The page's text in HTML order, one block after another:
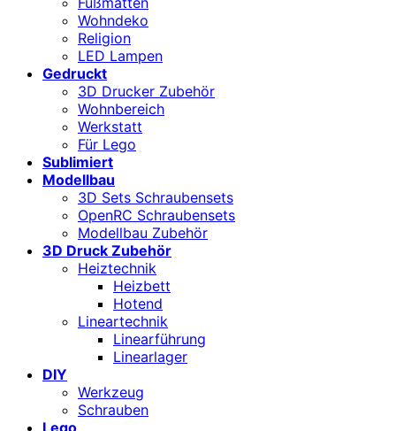
Wohndeko
Religion
LED Lampen
Gedruckt
3D Drucker Zubehör
Wohnbereich
Werkstatt
Für Lego
Sublimiert
Modellbau
3D Sets Schraubensets
OpenRC Schraubensets
Modellbau Zubehör
3D Druck Zubehör
Heiztechnik
Heizbett
Hotend
Lineartechnik
Linearführung
Linearlager
DIY
Werkzeug
Schrauben
Lego